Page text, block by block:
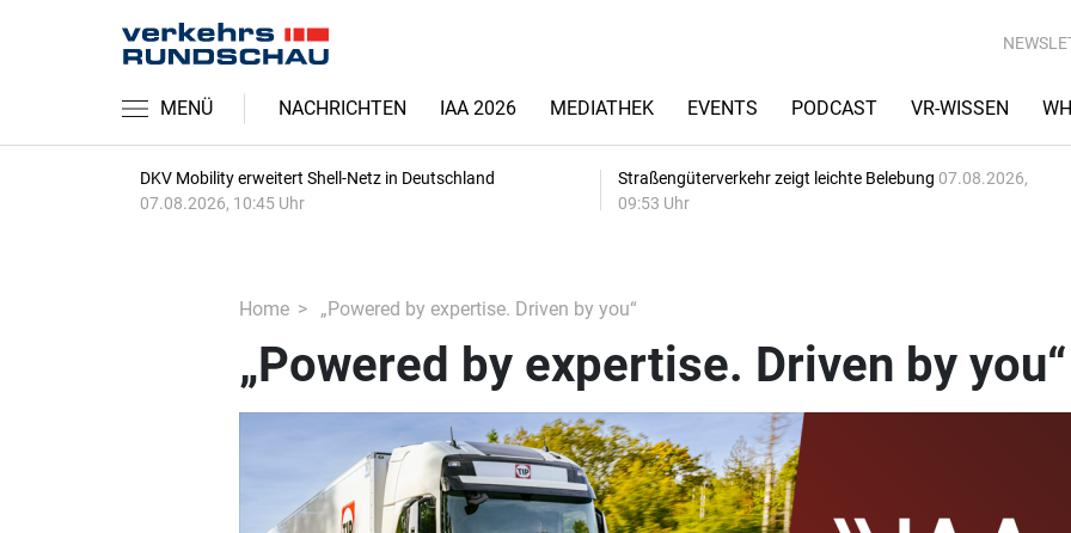
MENÜ NACHRICHTEN IAA 2026 MEDIATHEK EVENTS PODCAST VR-WISSEN
DKV Mobility erweitert Shell-Netz in Deutschland
07.08.2026, 10:45 Uhr
Straßengüterverkehr zeigt leichte Belebung 07.08.2026,
09:53 Uhr
Home „Powered by expertise. Driven by you“
„Powered by expertise. Driven by you“